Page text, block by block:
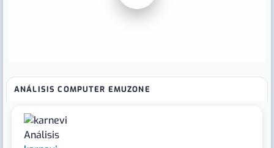
ANÁLISIS COMPUTER EMUZONE
Análisis